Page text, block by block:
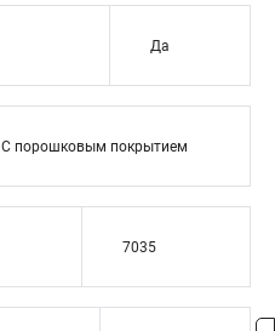
Да
С порошковым покрытием
7035